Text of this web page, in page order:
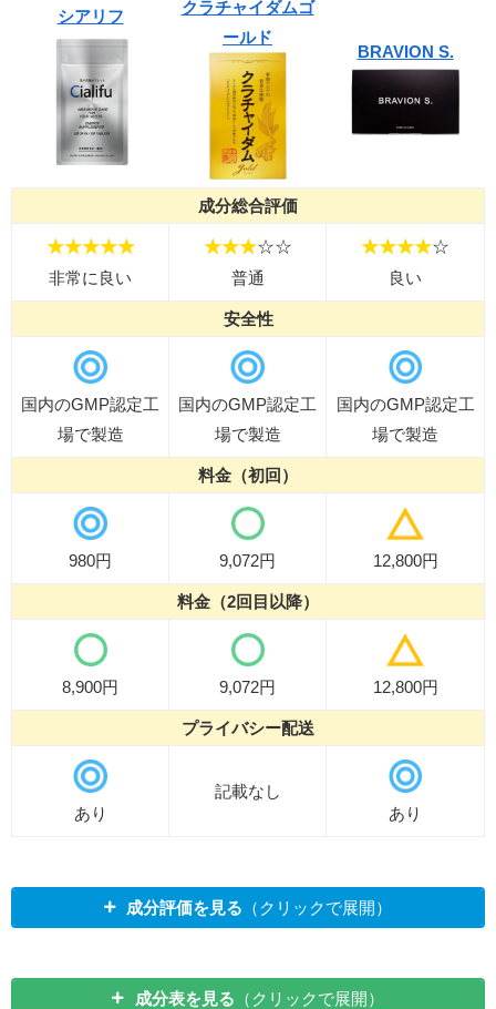
シアリフ
クラチャイダムゴ
ールド
BRAVION S.
成分総合評価
★★★★★
非常に良い
★★★☆☆
普通
★★★★☆
良い
安全性
国内のGMP認定工
場で製造
国内のGMP認定工
場で製造
国内のGMP認定工
場で製造
料金（初回）
980円 9,072円 12,800円
料金（2回目以降）
8,900円 9,072円 12,800円
プライバシー配送
あり
記載なし
あり
成分評価を見る （クリックで展開）
成分表を見る （クリックで展開）